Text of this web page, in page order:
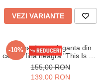
VEZI VARIANTE
-10%
Pijama dama eleganta din
catifea fina neagra "This Is My
Year" 3148
155,00 RON
139,00 RON